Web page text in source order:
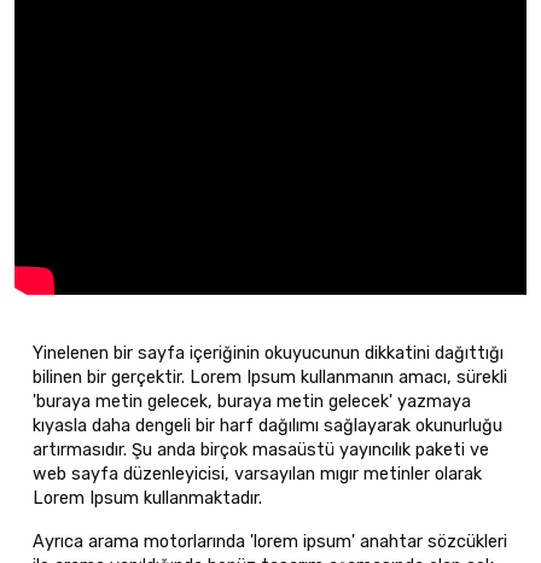
Yinelenen bir sayfa içeriğinin okuyucunun dikkatini dağıttığı
bilinen bir gerçektir. Lorem Ipsum kullanmanın amacı, sürekli
'buraya metin gelecek, buraya metin gelecek' yazmaya
kıyasla daha dengeli bir harf dağılımı sağlayarak okunurluğu
artırmasıdır. Şu anda birçok masaüstü yayıncılık paketi ve
web sayfa düzenleyicisi, varsayılan mıgır metinler olarak
Lorem Ipsum kullanmaktadır.
Ayrıca arama motorlarında 'lorem ipsum' anahtar sözcükleri